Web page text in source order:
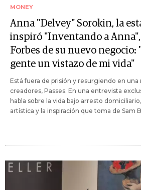
MONEY
Anna "Delvey" Sorokin, la
inspiró "Inventando a Anna",
Forbes de su nuevo negocio:
gente un vistazo de mi vida"
Está fuera de prisión y resurgiendo en una
creadores, Passes. En una entrevista
habla sobre la vida bajo arresto
artística y la inspiración que toma de Sam